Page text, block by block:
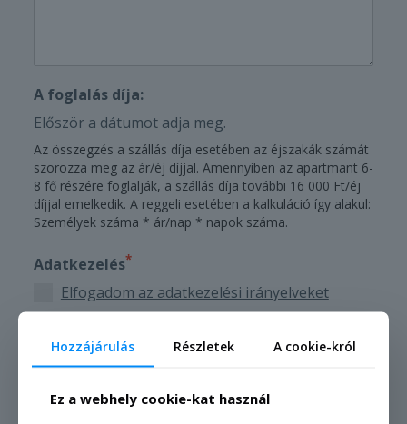
A foglalás díja:
Először a dátumot adja meg.
Az összegzés a szállás díja esetében az éjszakák számát
szorozza meg az ár/éj díjjal. Amennyiben az apartmant 6-
8 fő részére foglalják, a szállás díja további 16 000 Ft/éj
díjjal emelkedik. A reggeli esetében a kalkuláció így alakul:
Személyek száma * ár/nap * napok száma.
Adatkezelés*
Elfogadom az adatkezelési irányelveket
legújabb híreiről
Hozzájárulás Részletek A cookie-król
Ez a webhely cookie-kat használ